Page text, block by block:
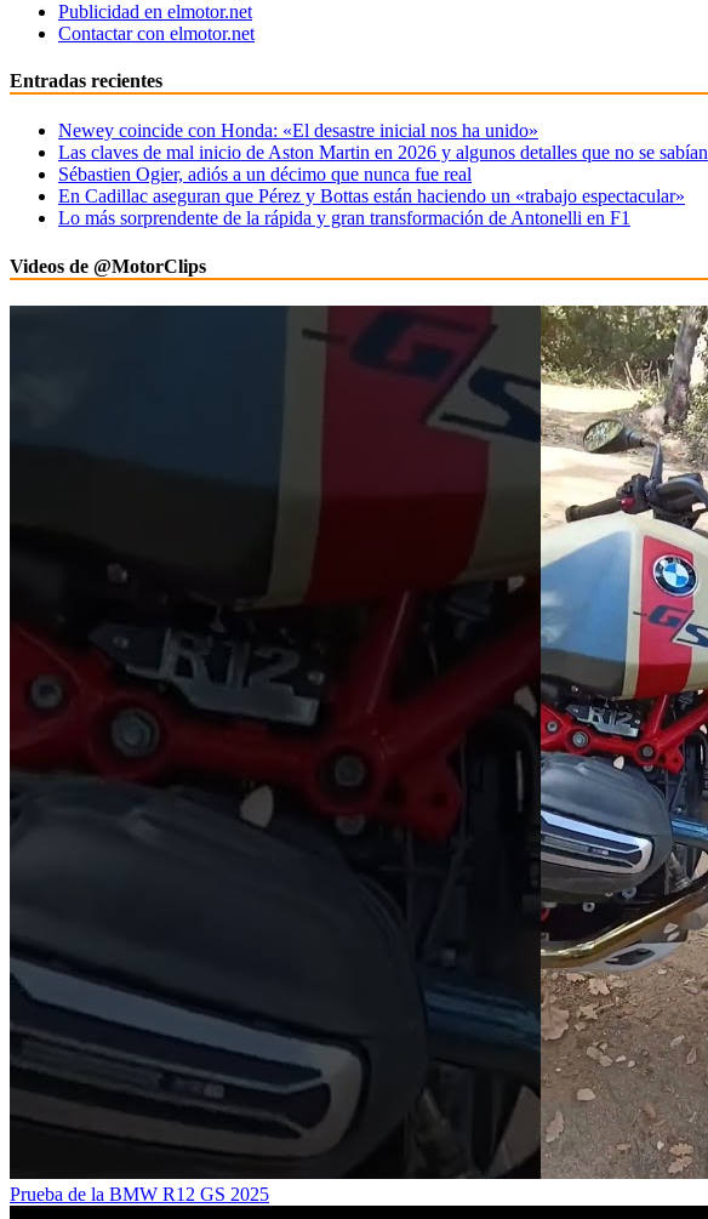
Publicidad en elmotor.net
Contactar con elmotor.net
Entradas recientes
Newey coincide con Honda: «El desastre inicial nos ha unido»
Las claves de mal inicio de Aston Martin en 2026 y algunos detalles que no se sabían
Sébastien Ogier, adiós a un décimo que nunca fue real
En Cadillac aseguran que Pérez y Bottas están haciendo un «trabajo espectacular»
Lo más sorprendente de la rápida y gran transformación de Antonelli en F1
Videos de @MotorClips
Prueba de la BMW R12 GS 2025